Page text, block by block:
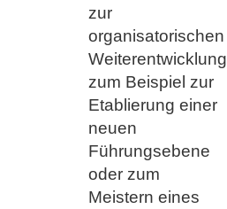
zur
organisatorischen
Weiterentwicklung
zum Beispiel zur
Etablierung einer
neuen
Führungsebene
oder zum
Meistern eines